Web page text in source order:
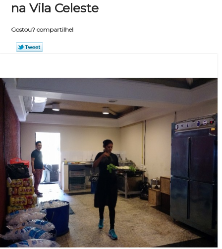
na Vila Celeste
Gostou? compartilhe!